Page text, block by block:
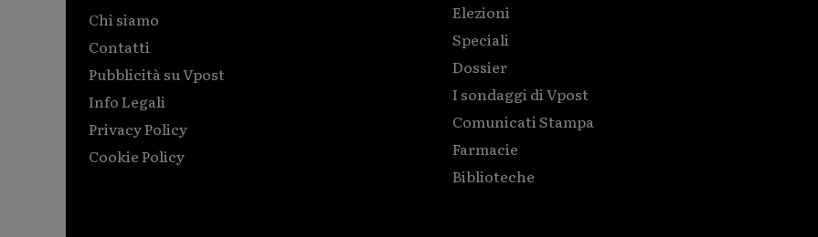
Chi siamo
Contatti
Pubblicità su Vpost
Info Legali
Privacy Policy
Cookie Policy
Elezioni
Speciali
Dossier
I sondaggi di Vpost
Comunicati Stampa
Farmacie
Biblioteche